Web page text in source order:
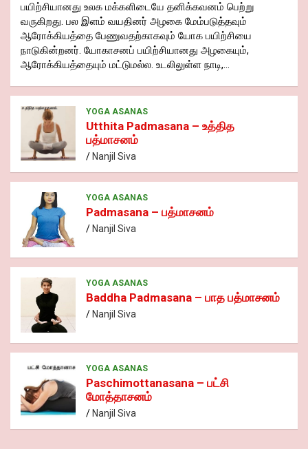
பயிற்சியானது உலக மக்களிடையே தனிக்கவனம் பெற்று
வருகிறது. பல இளம் வயதினர் அழகை மேம்படுத்தவும்
ஆரோக்கியத்தை பேணுவதற்காகவும் யோக பயிற்சியை
நாடுகின்றனர். யோகாசனப் பயிற்சியானது அழகையும்,
ஆரோக்கியத்தையும் மட்டுமல்ல. உடலிலுள்ள நாடி,…
YOGA ASANAS
Utthita Padmasana – உத்தித
பத்மாசனம்
Nanjil Siva
YOGA ASANAS
Padmasana – பத்மாசனம்
Nanjil Siva
YOGA ASANAS
Baddha Padmasana – பாத பத்மாசனம்
Nanjil Siva
YOGA ASANAS
Paschimottanasana – பட்சி
மோத்தாசனம்
Nanjil Siva